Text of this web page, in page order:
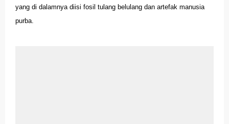
yang di dalamnya diisi fosil tulang belulang dan artefak manusia
purba.